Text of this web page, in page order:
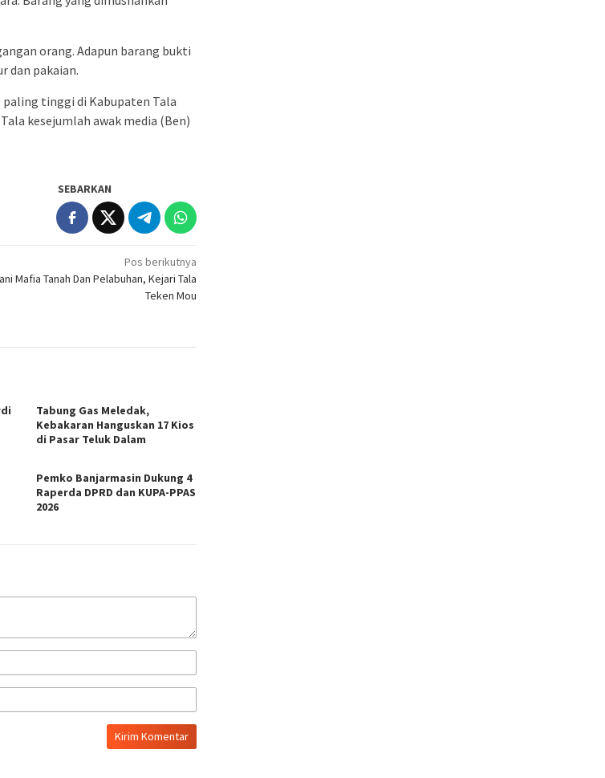
orang. Adapun barang bukti
dan pakaian.
paling tinggi di Kabupaten Tala
kesejumlah awak media (Ben)
SEBARKAN
Pos berikutnya
Mafia Tanah Dan Pelabuhan, Kejari Tala
Teken Mou
Tabung Gas Meledak,
Kebakaran Hanguskan 17 Kios
di Pasar Teluk Dalam
Pemko Banjarmasin Dukung 4
Raperda DPRD dan KUPA-PPAS
2026